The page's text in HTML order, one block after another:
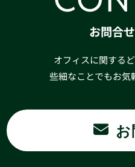
お問合
オフィスに関する
些細なことでもお気
お